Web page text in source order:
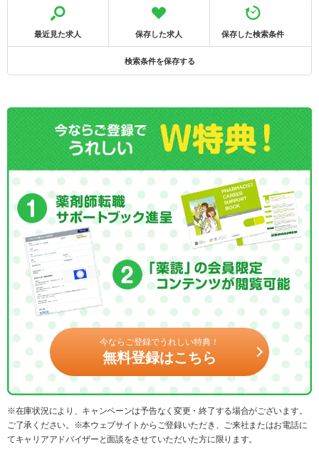
最近見た求人 保存した求人 保存した検索条件
検索条件を保存する
今ならご登録でうれしい特典！
無料登録はこちら
※在庫状況により、キャンペーンは予告なく変更・終了する場合がございます。
ご了承ください。※本ウェブサイトからご登録いただき、ご来社またはお電話に
てキャリアアドバイザーと面談をさせていただいた方に限ります。